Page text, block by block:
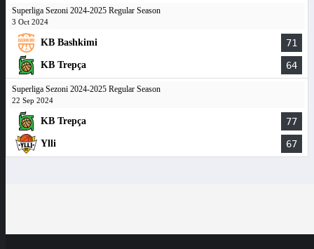
Superliga Sezoni 2024-2025 Regular Season
3 Oct 2024
KB Bashkimi 71
KB Trepça 64
Superliga Sezoni 2024-2025 Regular Season
22 Sep 2024
KB Trepça 77
Ylli 67